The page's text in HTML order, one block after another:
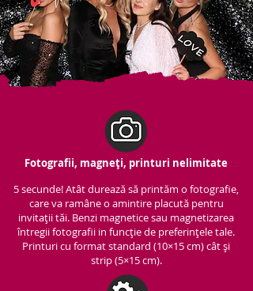
Fotografii, magneți, printuri nelimitate
5 secunde! Atât durează să printăm o fotografie,
care va ramâne o amintire placută pentru
invitații tăi. Benzi magnetice sau magnetizarea
întregii fotografii in funcție de preferințele tale.
Printuri cu format standard (10×15 cm) cât și
strip (5×15 cm).